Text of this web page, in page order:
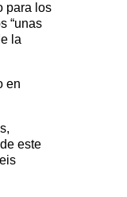
para los
“unas
la
en
este